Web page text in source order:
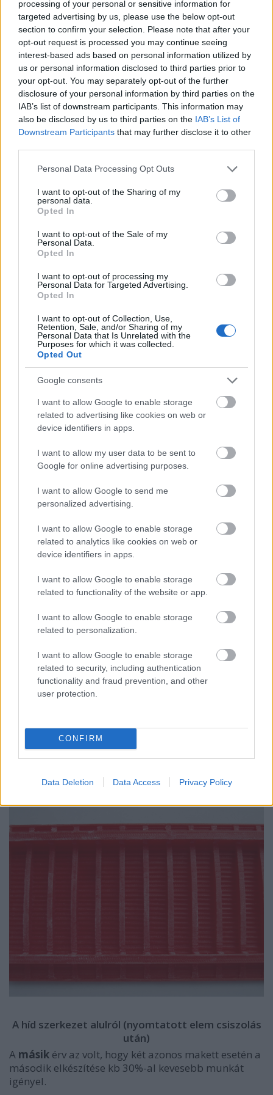
processing of your personal or sensitive information for
targeted advertising by us, please use the below opt-out
section to confirm your selection. Please note that after your
opt-out request is processed you may continue seeing
interest-based ads based on personal information utilized by
us or personal information disclosed to third parties prior to
your opt-out. You may separately opt-out of the further
disclosure of your personal information by third parties on the
IAB’s list of downstream participants. This information may
also be disclosed by us to third parties on the IAB’s List of
Downstream Participants that may further disclose it to other
Please note that this website/app uses one or more Google
not limited to your visit or usage behaviour. You may click to
grant or deny consent to Google and its third-party tags to
use your data for below specified purposes in below Google
consent section.
Personal Data Processing Opt Outs
I want to opt-out of the Sharing of my
personal data.
Opted In
I want to opt-out of the Sale of my
Personal Data.
Opted In
I want to opt-out of processing my
Personal Data for Targeted Advertising.
Opted In
I want to opt-out of Collection, Use,
Retention, Sale, and/or Sharing of my
Personal Data that Is Unrelated with the
Purposes for which it was collected.
Opted Out
Google consents
I want to allow Google to enable storage
related to advertising like cookies on web or
device identifiers in apps.
I want to allow my user data to be sent to
Google for online advertising purposes.
I want to allow Google to send me
personalized advertising.
I want to allow Google to enable storage
related to analytics like cookies on web or
device identifiers in apps.
I want to allow Google to enable storage
related to functionality of the website or app.
I want to allow Google to enable storage
related to personalization.
I want to allow Google to enable storage
related to security, including authentication
functionality and fraud prevention, and other
user protection.
CONFIRM
Data Deletion Data Access Privacy Policy
változatban elérte a híd elem
bonyolultságát. Minden változatban a nyomtató
mindkét feje használatban volt az
alátámasztás nyomtatásához. A használt támasz
anyag a PVA volt. A szerkesztés Blender programmal
történt.
Egy pálya elem nyomtatása a modelltől és a
beállításoktól függően6 -12 órát vett igénybe! A
nyomtató megfelelően működött, és a modellek is
jól szerkesztettek voltak, ennek ellenére a
nyomtatásoknak igen nagy százaléka (közel fele)
selejt lett. Ezeknek jelentős része az otthoni 3D
nyomtatási technológia jelenlegi korlátaiból adódik.
(Még mindig nem az ipariról beszélünk.)
A következő problémák gyakran léptek föl:
- állított munkadarab nyomtatás
közbeni eldőlése
- kétfejes nyomtatásból adódó
nehézségek
okozta hibák
- fej eltömődése
A pilon-t tartó pillér és a korlátok sokasága
A híd korlát elkészítése a nyomtató képességeinek a
határán van. A szeletelő program kezelni sem tudta,
ezért a különböző korlátok manuális G-kód
programozással készültek.
Érdemes volt-e 3D nyomtatóval
Három fontos érv szólt a nyomtatás mellett.Egyik,
azt egyenletesre és szépre elkészíteni
A híd szerkezet alulról (nyomtatott elem csiszolás
után)
A másik érv az volt, hogy két azonos makett esetén a
második elkészítése kb 30%-al kevesebb munkát
igényel.